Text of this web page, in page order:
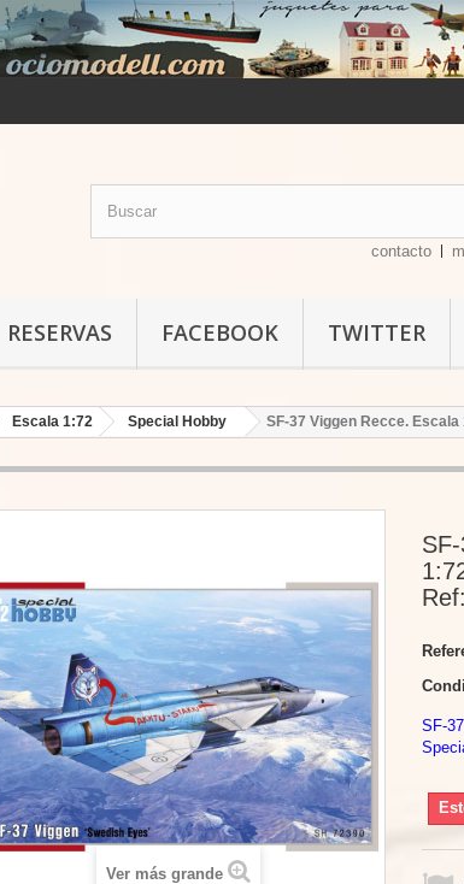
contacto
RESERVAS FACEBOOK TWITTER
Escala 1:72 Special Hobby SF-37 Viggen Recce.
Ver más grande
SF-